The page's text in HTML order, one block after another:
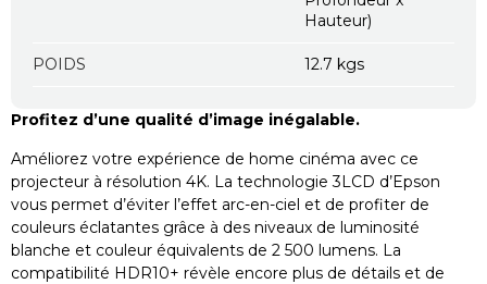
Hauteur)
POIDS 12.7 kgs
Profitez d’une qualité d’image inégalable.
Améliorez votre expérience de home cinéma avec ce
projecteur à résolution 4K. La technologie 3LCD d’Epson
vous permet d’éviter l’effet arc-en-ciel et de profiter de
couleurs éclatantes grâce à des niveaux de luminosité
blanche et couleur équivalents de 2 500 lumens. La
compatibilité HDR10+ révèle encore plus de détails et de